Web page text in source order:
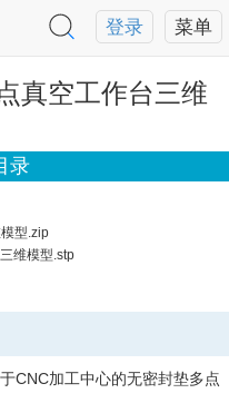
菜单
登录
真空工作台三维
录
型.zip
维模型.stp
CNC加工中心的无密封垫多点